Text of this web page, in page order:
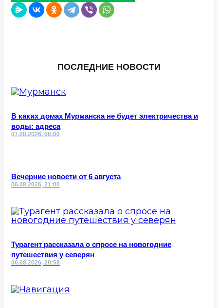
ПОСЛЕДНИЕ НОВОСТИ
В каких домах Мурманска не будет электричества и
воды: адреса
07.08.2026, 08:00
Вечерние новости от 6 августа
06.08.2026, 21:00
Турагент рассказала о спросе на новогодние
путешествия у северян
06.08.2026, 20:58